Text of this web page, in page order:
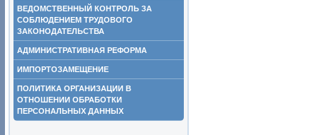
ВЕДОМСТВЕННЫЙ КОНТРОЛЬ ЗА
СОБЛЮДЕНИЕМ ТРУДОВОГО
ЗАКОНОДАТЕЛЬСТВА
АДМИНИСТРАТИВНАЯ РЕФОРМА
ИМПОРТОЗАМЕЩЕНИЕ
ПОЛИТИКА ОРГАНИЗАЦИИ В
ОТНОШЕНИИ ОБРАБОТКИ
ПЕРСОНАЛЬНЫХ ДАННЫХ